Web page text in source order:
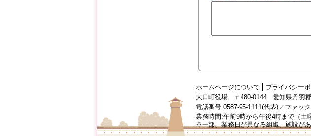
ホームページについて プライバシー
大口町役場 〒480-0144 愛知県丹羽
電話番号:0587-95-1111(代表)／ファッ
業務時間:午前9時から午後4時まで（土
※一部、業務日が異なる組織、施設があ